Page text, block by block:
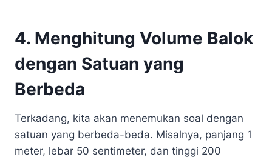
4. Menghitung Volume Balok
dengan Satuan yang
Berbeda
Terkadang, kita akan menemukan soal dengan
satuan yang berbeda-beda. Misalnya, panjang 1
meter, lebar 50 sentimeter, dan tinggi 200